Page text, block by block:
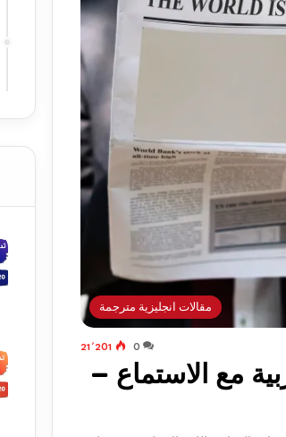
مقالات انجليزية مترجمة
0 21٬201
مع الاستماع –